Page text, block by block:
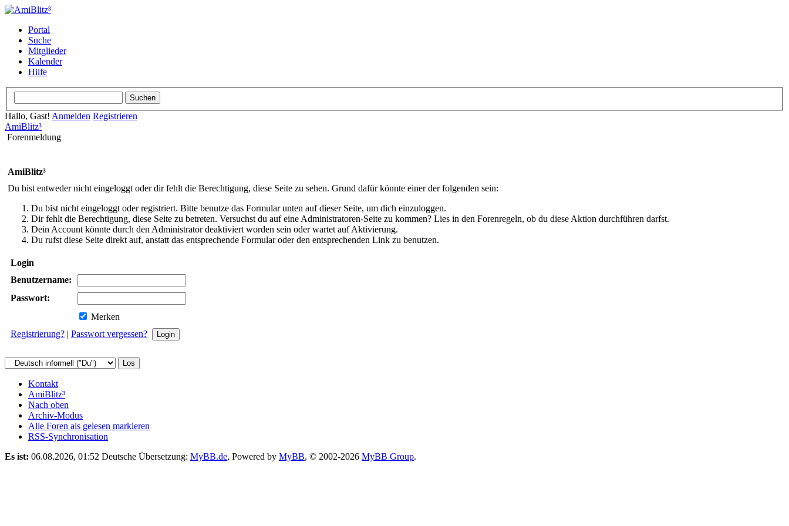
Portal
Suche
Mitglieder
Kalender
Hilfe
Hallo, Gast! Anmelden Registrieren
AmiBlitz³
Forenmeldung
AmiBlitz³
Du bist entweder nicht eingeloggt oder dir fehlt die Berechtigung, diese Seite zu sehen. Grund dafür könnte einer der folgenden sein:
Du bist nicht eingeloggt oder registriert. Bitte benutze das Formular unten auf dieser Seite, um dich einzuloggen.
Dir fehlt die Berechtigung, diese Seite zu betreten. Versuchst du auf eine Administratoren-Seite zu kommen? Lies in den Forenregeln, ob du diese Aktion durchführen darfst.
Dein Account könnte durch den Administrator deaktiviert worden sein oder wartet auf Aktivierung.
Du rufst diese Seite direkt auf, anstatt das entsprechende Formular oder den entsprechenden Link zu benutzen.
Login
Benutzername:
Passwort:
Merken
Registrierung? | Passwort vergessen?
Kontakt
AmiBlitz³
Nach oben
Archiv-Modus
Alle Foren als gelesen markieren
RSS-Synchronisation
Es ist: 06.08.2026, 01:52 Deutsche Übersetzung: MyBB.de, Powered by MyBB, © 2002-2026 MyBB Group.